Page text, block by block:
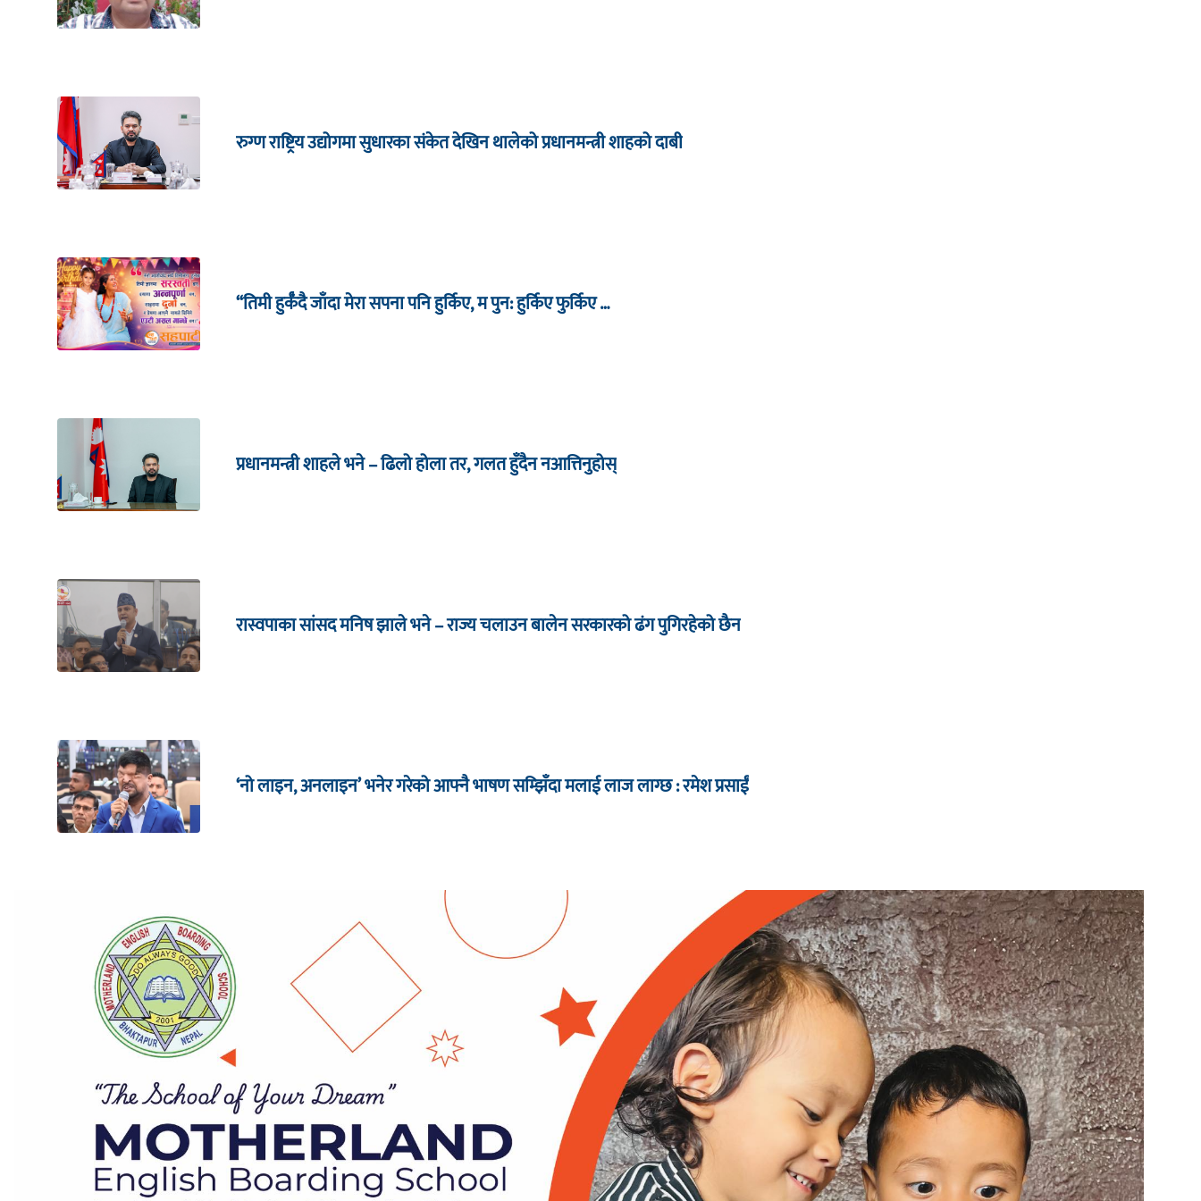
रुग्ण राष्ट्रिय उद्योगमा सुधारका संकेत देखिन थालेको प्रधानमन्त्री शाहको दाबी
“तिमी हुर्कँदै जाँदा मेरा सपना पनि हुर्किए, म पुन: हुर्किए फुर्किए …
प्रधानमन्त्री शाहले भने – ढिलो होला तर, गलत हुँदैन नआत्तिनुहोस्
रास्वपाका सांसद मनिष झाले भने – राज्य चलाउन बालेन सरकारको ढंग पुगिरहेको छैन
‘नो लाइन, अनलाइन’ भनेर गरेको आफ्नै भाषण सम्झिँदा मलाई लाज लाग्छ : रमेश प्रसाईं